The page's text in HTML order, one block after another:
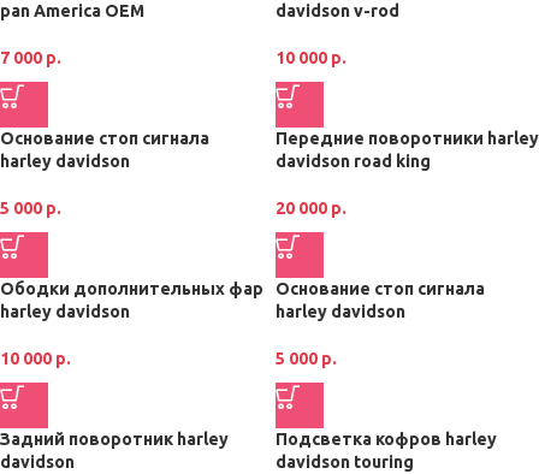
pan America OEM
7 000 р.
davidson v-rod
10 000 р.
Основание стоп сигнала
harley davidson
5 000 р.
Передние поворотники harley
davidson road king
20 000 р.
Ободки дополнительных фар
harley davidson
10 000 р.
Основание стоп сигнала
harley davidson
5 000 р.
Задний поворотник harley
davidson
Подсветка кофров harley
davidson touring